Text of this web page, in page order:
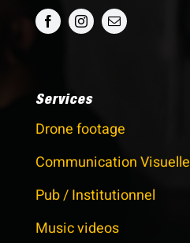
Services
Drone footage
Communication Visuelle
Pub / Institutionnel
Music videos